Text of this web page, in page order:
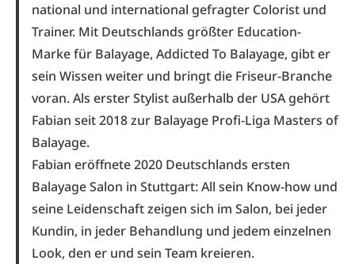
national und international gefragter Colorist und
Trainer. Mit Deutschlands größter Education-
Marke für Balayage, Addicted To Balayage, gibt er
sein Wissen weiter und bringt die Friseur-Branche
voran. Als erster Stylist außerhalb der USA gehört
Fabian seit 2018 zur Balayage Profi-Liga Masters of
Balayage.
Fabian eröffnete 2020 Deutschlands ersten
Balayage Salon in Stuttgart: All sein Know-how und
seine Leidenschaft zeigen sich im Salon, bei jeder
Kundin, in jeder Behandlung und jedem einzelnen
Look, den er und sein Team kreieren.